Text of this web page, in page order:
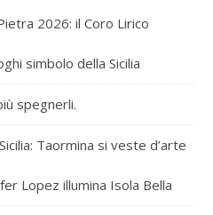
2026: il Coro Lirico
simbolo della Sicilia
spegnerli.
Taormina si veste d’arte
Lopez illumina Isola Bella